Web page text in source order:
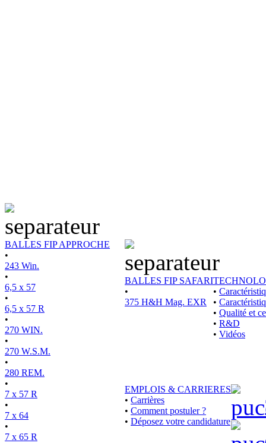
BALLES FIP APPROCHE
•
243 Win.
•
6,5 x 57
•
6,5 x 57 R
•
270 WIN.
•
270 W.S.M.
•
280 REM.
•
7 x 57 R
•
7 x 64
•
7 x 65 R
BALLES FIP SAFARI
•
375 H&H Mag. EXR
•
•
• Qualité et
• R&D
• Vidéos
EMPLOIS & CARRIERES
• Carrières
• Comment postuler ?
• Déposez votre candidature